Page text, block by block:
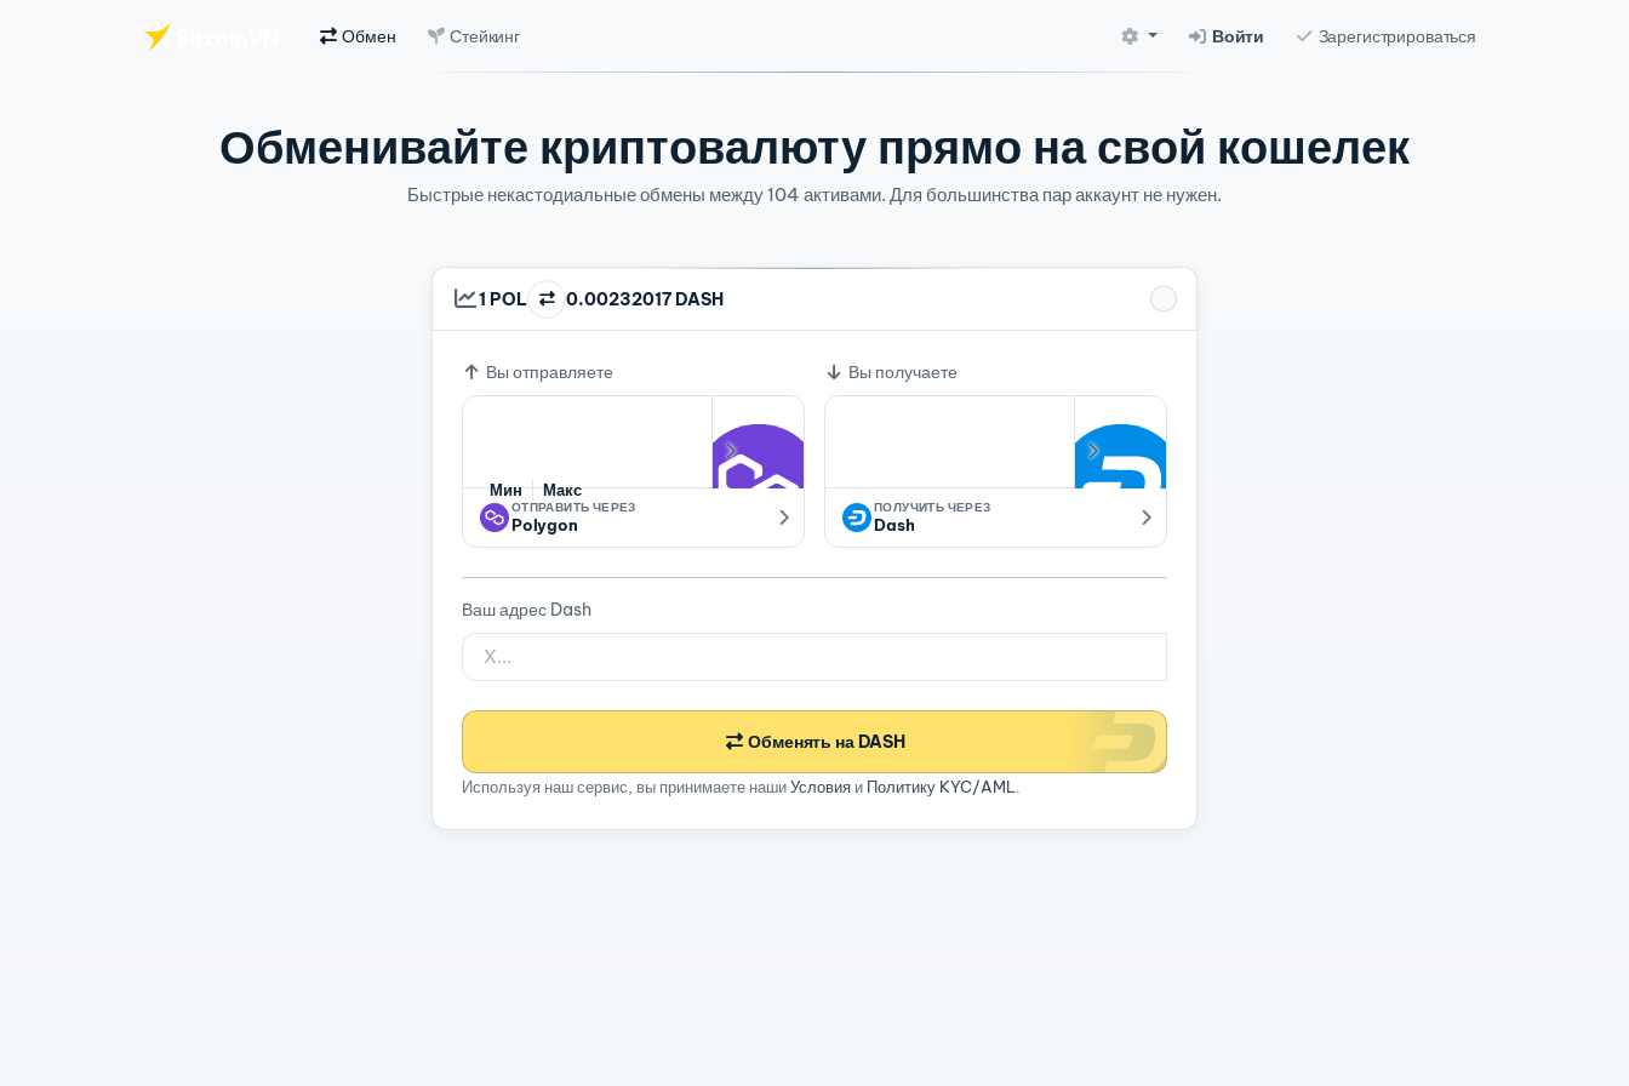
Обмен Стейкинг Войти Зарегистрироваться
Обменивайте криптовалюту прямо на свой кошелек
Быстрые некастодиальные обмены между 104 активами. Для большинства пар аккаунт не нужен.
Обменный курс
1 POL 0.00232017 DASH
Вы отправляете
Мин Макс
ОТПРАВИТЬ ЧЕРЕЗ
Polygon
Вы получаете
ПОЛУЧИТЬ ЧЕРЕЗ
Dash
Ваш адрес Dash
Обменять на DASH
Используя наш сервис, вы принимаете нашиУсловияи Политику KYC/AML